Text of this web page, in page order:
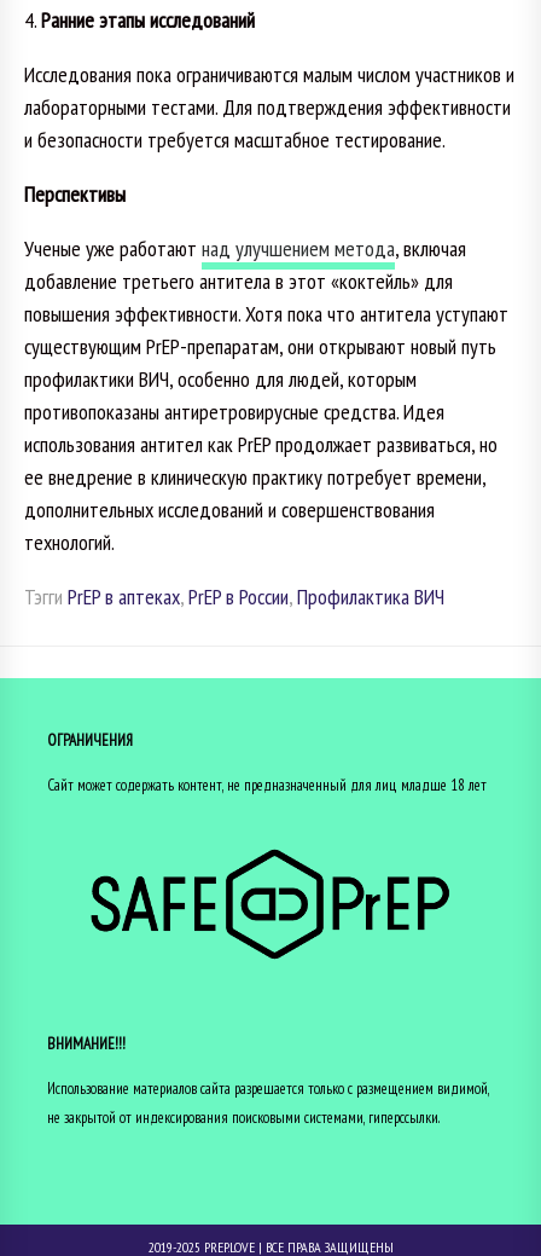
4.Ранние этапы исследований
Исследования пока ограничиваются малым числом участников и
лабораторными тестами. Для подтверждения эффективности
и безопасности требуется масштабное тестирование.
Перспективы
Ученые уже работают над улучшением метода, включая
добавление третьего антитела в этот «коктейль» для
повышения эффективности. Хотя пока что антитела уступают
существующим PrEP-препаратам, они открывают новый путь
профилактики ВИЧ, особенно для людей, которым
противопоказаны антиретровирусные средства. Идея
использования антител как PrEP продолжает развиваться, но
ее внедрение в клиническую практику потребует времени,
дополнительных исследований и совершенствования
технологий.
Тэгги PrEP в аптеках,PrEP в России,Профилактика ВИЧ
ОГРАНИЧЕНИЯ
Сайт может содержать контент, не предназначенный для лиц младше 18 лет
ВНИМАНИЕ!!!
Использование материалов сайта разрешается только с размещением видимой,
не закрытой от индексирования поисковыми системами, гиперссылки.
2019-2025 PREP.LOVE| ВСЕ ПРАВА ЗАЩИЩЕНЫ